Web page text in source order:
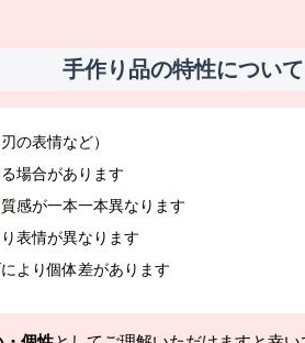
手作り品の特性について
の表情など）
場合があります
感が一本一本異なります
表情が異なります
より個体差があります